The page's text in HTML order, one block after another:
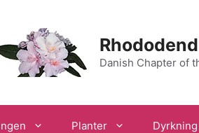
Danish Chapter of
Planter Dyrkning